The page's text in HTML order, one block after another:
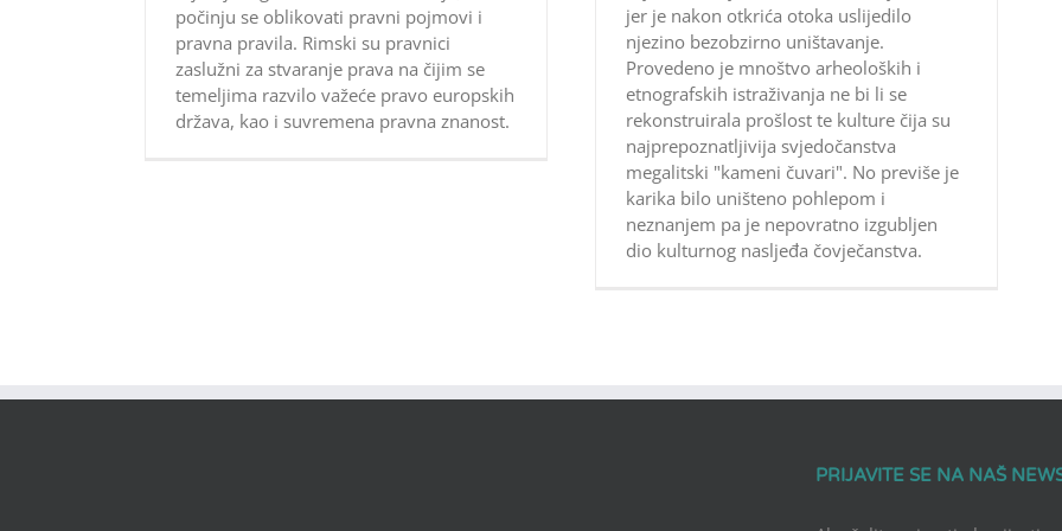
počinju se oblikovati pravni pojmovi i
pravna pravila. Rimski su pravnici
zaslužni za stvaranje prava na čijim se
temeljima razvilo važeće pravo europskih
država, kao i suvremena pravna znanost.
jer je nakon otkrića otoka uslijedilo
njezino bezobzirno uništavanje.
Provedeno je mnoštvo arheoloških i
etnografskih istraživanja ne bi li se
rekonstruirala prošlost te kulture čija su
najprepoznatljivija svjedočanstva
megalitski "kameni čuvari". No previše je
karika bilo uništeno pohlepom i
neznanjem pa je nepovratno izgubljen
dio kulturnog nasljeđa čovječanstva.
PRIJAVITE SE NA NAŠ